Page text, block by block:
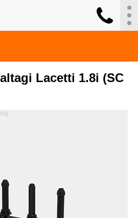
Lacetti 1.8i (SC